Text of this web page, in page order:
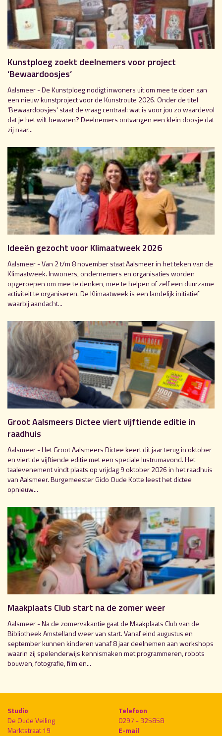
Kunstploeg zoekt deelnemers voor project
‘Bewaardoosjes’
Aalsmeer - De Kunstploeg nodigt inwoners uit om mee te doen aan
een nieuw kunstproject voor de Kunstroute 2026. Onder de titel
‘Bewaardoosjes' staat de vraag centraal: wat is voor jou zo waardevol
dat je het wilt bewaren? Deelnemers ontvangen een klein doosje dat
zij naar...
Ideeën gezocht voor Klimaatweek 2026
Aalsmeer - Van 2 t/m 8 november staat Aalsmeer in het teken van de
Klimaatweek. Inwoners, ondernemers en organisaties worden
opgeroepen om mee te denken, mee te helpen of zelf een duurzame
activiteit te organiseren. De Klimaatweek is een landelijk initiatief
waarbij aandacht...
Groot Aalsmeers Dictee viert vijftiende editie in
raadhuis
Aalsmeer - Het Groot Aalsmeers Dictee keert dit jaar terug in oktober
en viert de vijftiende editie met een speciale lustrumavond. Het
taalevenement vindt plaats op vrijdag 9 oktober 2026 in het raadhuis
van Aalsmeer. Burgemeester Gido Oude Kotte leest het dictee
opnieuw...
Maakplaats Club start na de zomer weer
Aalsmeer - Na de zomervakantie gaat de Maakplaats Club van de
Bibliotheek Amstelland weer van start. Vanaf eind augustus en
september kunnen kinderen vanaf 8 jaar deelnemen aan workshops
waarin zij spelenderwijs kennismaken met programmeren, robots
bouwen, fotografie, film en...
Studio
De Oude Veiling
Marktstraat 19
Telefoon
0297 - 325858
E-mail